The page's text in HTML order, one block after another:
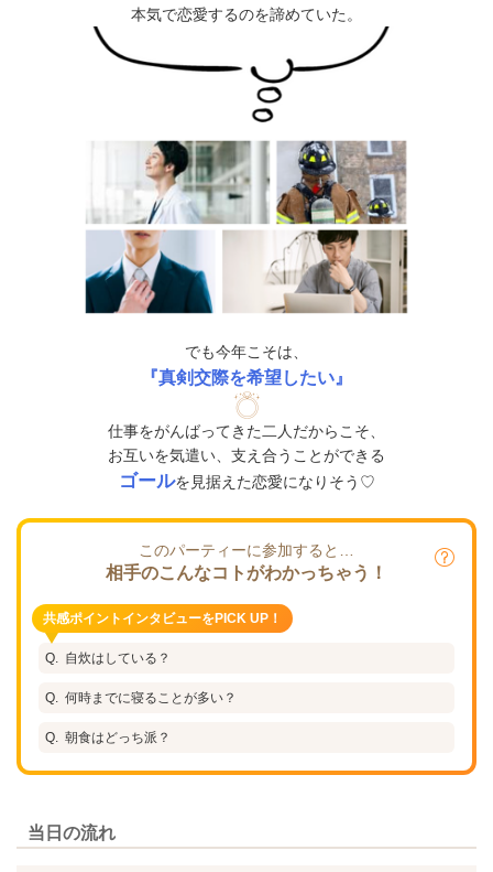
本気で恋愛するのを諦めていた。
でも今年こそは、
『真剣交際を希望したい』
仕事をがんばってきた二人だからこそ、
お互いを気遣い、支え合うことができる
ゴールを見据えた恋愛になりそう♡
このパーティーに参加すると…
相手のこんなコトがわかっちゃう！
共感ポイントインタビューをPICK UP！
自炊はしている？
何時までに寝ることが多い？
朝食はどっち派？
当日の流れ